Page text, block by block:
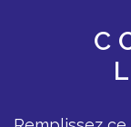
Remplissez